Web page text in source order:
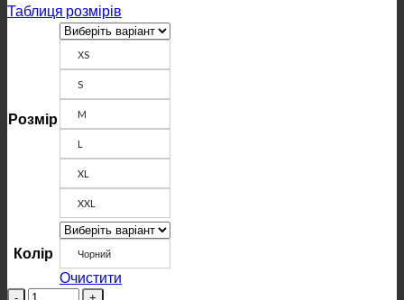
Таблиця розмірів
Розмір
ХS
S
M
L
XL
XXL
Колір Чорний
Очистити
Кількість